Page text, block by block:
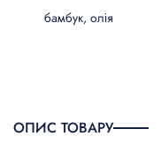
бамбук, олія
ОПИС ТОВАРУ